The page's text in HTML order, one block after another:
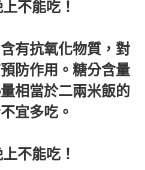
有抗氧化物質，對
防作用。糖分含量
相當於二兩米飯的
宜多吃。